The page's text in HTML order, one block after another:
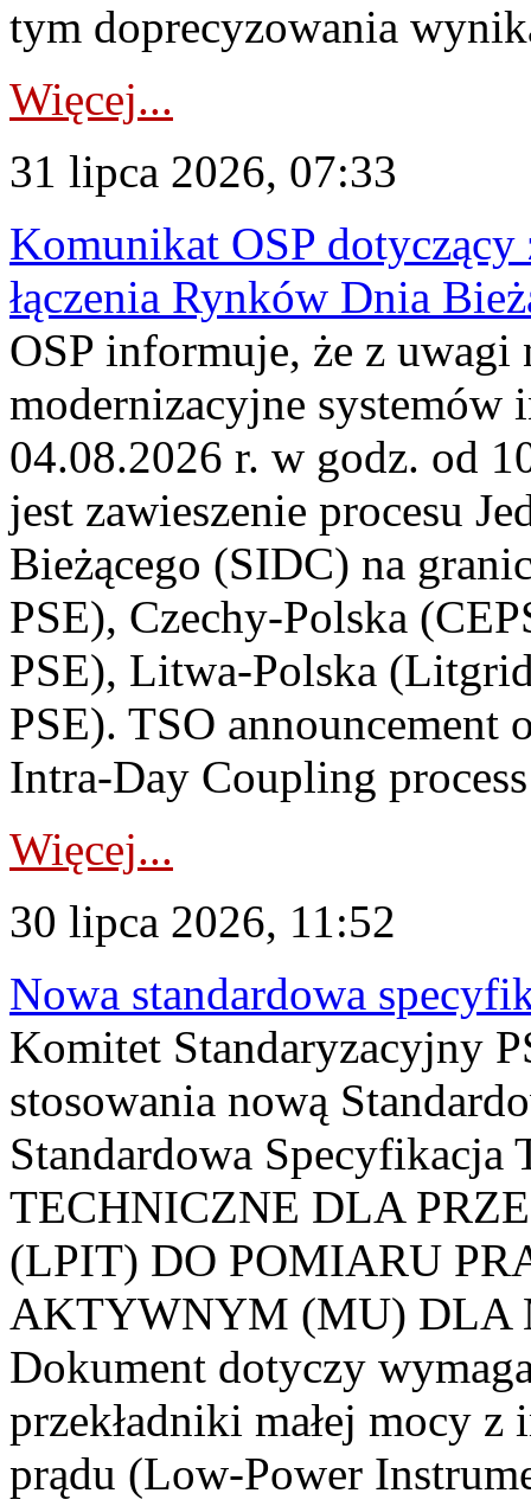
tym doprecyzowania
Więcej...
31 lipca 2026, 07:33
Komunikat OSP dotyczący
łączenia Rynków Dnia
OSP informuje, że z uwagi
modernizacyjne
04.08.2026 r. w godz. od
jest zawieszenie procesu
Bieżącego (SIDC) na
PSE), Czechy-Polska
PSE), Litwa-Polska
PSE). TSO announcement
Intra-Day Coupling
Więcej...
30 lipca 2026, 11:52
Nowa standardowa
Komitet Standaryzacyjny
stosowania nową
Standardowa
TECHNICZNE DLA
(LPIT) DO POMIARU
AKTYWNYM (MU) DLA
Dokument dotyczy
przekładniki małej mocy
prądu (Low-Power